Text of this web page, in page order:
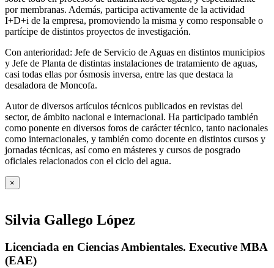
por membranas. Además, participa activamente de la actividad
I+D+i de la empresa, promoviendo la misma y como responsable o
partícipe de distintos proyectos de investigación.
Con anterioridad: Jefe de Servicio de Aguas en distintos municipios
y Jefe de Planta de distintas instalaciones de tratamiento de aguas,
casi todas ellas por ósmosis inversa, entre las que destaca la
desaladora de Moncofa.
Autor de diversos artículos técnicos publicados en revistas del
sector, de ámbito nacional e internacional. Ha participado también
como ponente en diversos foros de carácter técnico, tanto nacionales
como internacionales, y también como docente en distintos cursos y
jornadas técnicas, así como en másteres y cursos de posgrado
oficiales relacionados con el ciclo del agua.
×
Silvia Gallego López
Licenciada en Ciencias Ambientales. Executive MBA
(EAE)